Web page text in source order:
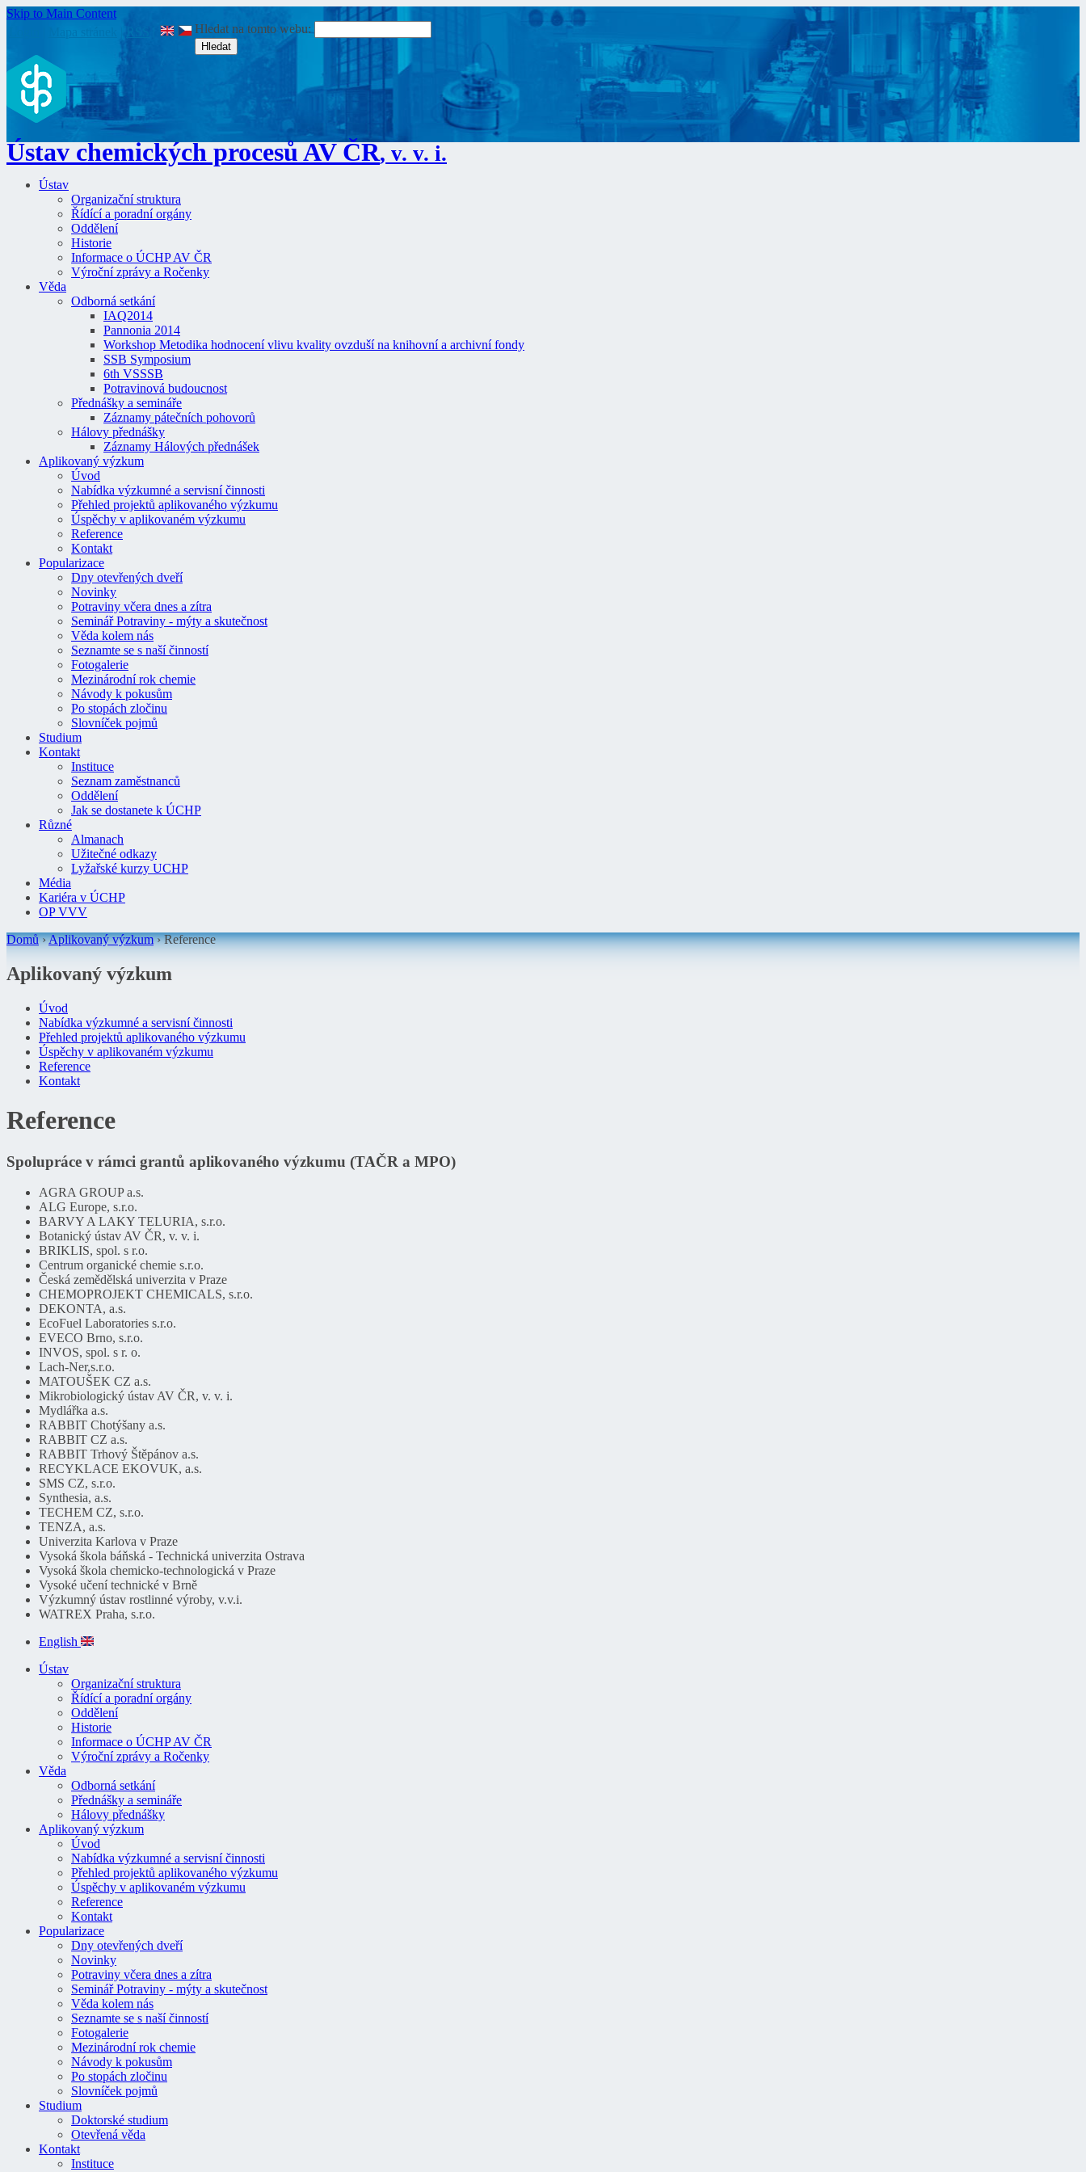
Skip to Main Content
RSS Hledat na tomto webu:
Ústav chemických procesů AV ČR, v. v. i.
Ústav
Organizační struktura
Řídící a poradní orgány
Oddělení
Historie
Informace o ÚCHP AV ČR
Výroční zprávy a Ročenky
Věda
Odborná setkání
IAQ2014
Pannonia 2014
Workshop Metodika hodnocení vlivu kvality ovzduší na knihovní a archivní fondy
SSB Symposium
6th VSSSB
Potravinová budoucnost
Přednášky a semináře
Záznamy pátečních pohovorů
Hálovy přednášky
Záznamy Hálových přednášek
Aplikovaný výzkum
Úvod
Nabídka výzkumné a servisní činnosti
Přehled projektů aplikovaného výzkumu
Úspěchy v aplikovaném výzkumu
Reference
Kontakt
Popularizace
Dny otevřených dveří
Novinky
Potraviny včera dnes a zítra
Seminář Potraviny - mýty a skutečnost
Věda kolem nás
Seznamte se s naší činností
Fotogalerie
Mezinárodní rok chemie
Návody k pokusům
Po stopách zločinu
Slovníček pojmů
Studium
Kontakt
Instituce
Seznam zaměstnanců
Oddělení
Jak se dostanete k ÚCHP
Různé
Almanach
Užitečné odkazy
Lyžařské kurzy UCHP
Média
Kariéra v ÚCHP
OP VVV
Domů›Aplikovaný výzkum›Reference
Aplikovaný výzkum
Úvod
Nabídka výzkumné a servisní činnosti
Přehled projektů aplikovaného výzkumu
Úspěchy v aplikovaném výzkumu
Reference
Kontakt
Reference
Spolupráce v rámci grantů aplikovaného výzkumu (TAČR a MPO)
AGRA GROUP a.s.
ALG Europe, s.r.o.
BARVY A LAKY TELURIA, s.r.o.
Botanický ústav AV ČR, v. v. i.
BRIKLIS, spol. s r.o.
Centrum organické chemie s.r.o.
Česká zemědělská univerzita v Praze
CHEMOPROJEKT CHEMICALS, s.r.o.
DEKONTA, a.s.
EcoFuel Laboratories s.r.o.
EVECO Brno, s.r.o.
INVOS, spol. s r. o.
Lach-Ner,s.r.o.
MATOUŠEK CZ a.s.
Mikrobiologický ústav AV ČR, v. v. i.
Mydlářka a.s.
RABBIT Chotýšany a.s.
RABBIT CZ a.s.
RABBIT Trhový Štěpánov a.s.
RECYKLACE EKOVUK, a.s.
SMS CZ, s.r.o.
Synthesia, a.s.
TECHEM CZ, s.r.o.
TENZA, a.s.
Univerzita Karlova v Praze
Vysoká škola báňská - Technická univerzita Ostrava
Vysoká škola chemicko-technologická v Praze
Vysoké učení technické v Brně
Výzkumný ústav rostlinné výroby, v.v.i.
WATREX Praha, s.r.o.
English
Ústav
Organizační struktura
Řídící a poradní orgány
Oddělení
Historie
Informace o ÚCHP AV ČR
Výroční zprávy a Ročenky
Věda
Odborná setkání
Přednášky a semináře
Hálovy přednášky
Aplikovaný výzkum
Úvod
Nabídka výzkumné a servisní činnosti
Přehled projektů aplikovaného výzkumu
Úspěchy v aplikovaném výzkumu
Reference
Kontakt
Popularizace
Dny otevřených dveří
Novinky
Potraviny včera dnes a zítra
Seminář Potraviny - mýty a skutečnost
Věda kolem nás
Seznamte se s naší činností
Fotogalerie
Mezinárodní rok chemie
Návody k pokusům
Po stopách zločinu
Slovníček pojmů
Studium
Doktorské studium
Otevřená věda
Kontakt
Instituce